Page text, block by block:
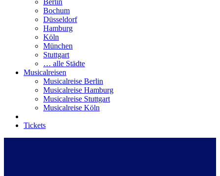
Berlin
Bochum
Düsseldorf
Hamburg
Köln
München
Stuttgart
… alle Städte
Musicalreisen
Musicalreise Berlin
Musicalreise Hamburg
Musicalreise Stuttgart
Musicalreise Köln
Tickets